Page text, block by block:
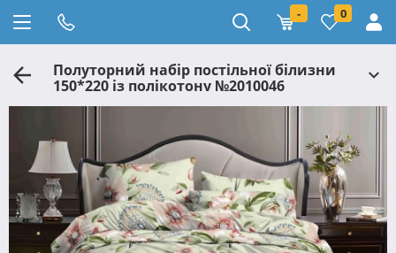
- 0
Полуторний набір постільної білизни
150*220 із полікотону №2010046
Черешенька™